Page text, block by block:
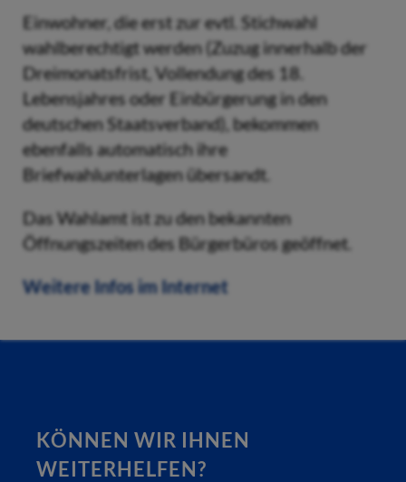
Einwohner, die erst zur evtl. Stichwahl
wahlberechtigt werden (Zuzug innerhalb der
Dreimonatsfrist, Vollendung des 18.
Lebensjahres oder Einbürgerung in den
deutschen Staatsverband), bekommen
ebenfalls automatisch ihre
Briefwahlunterlagen übersandt.
Das Wahlamt ist zu den bekannten
Öffnungszeiten des Bürgerbüros geöffnet.
Weitere Infos im Internet
KÖNNEN WIR IHNEN
WEITERHELFEN?